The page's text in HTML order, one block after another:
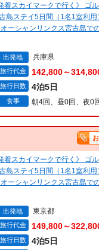
スカイマークで行く》 ゴ
島ステイ5日間（1名1室利
ーシャンリンクス宮古島で
出発地 兵庫県
旅行代金 142,800～
旅行日数 4泊5日
食事 朝4回、昼0回、夜0
スカイマークで行く》 ゴ
島ステイ5日間（1名1室利
ーシャンリンクス宮古島で
出発地 東京都
旅行代金 149,800～
旅行日数 4泊5日